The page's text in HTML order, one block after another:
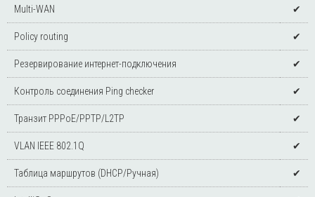
Multi-WAN ✔
Policy routing ✔
Резервирование интернет-подключения ✔
Контроль соединения Ping checker ✔
Транзит PPPoE/PPTP/L2TP ✔
VLAN IEEE 802.1Q ✔
Таблица маршрутов (DHCP/Ручная) ✔